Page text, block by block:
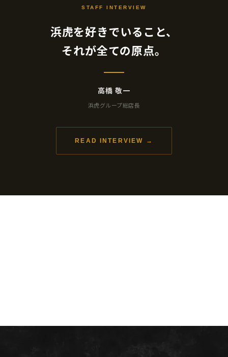
STAFF INTERVIEW
浜虎を好きでいること、
それが全ての原点。
高橋 敬一
浜虎グループ総店長
READ INTERVIEW →